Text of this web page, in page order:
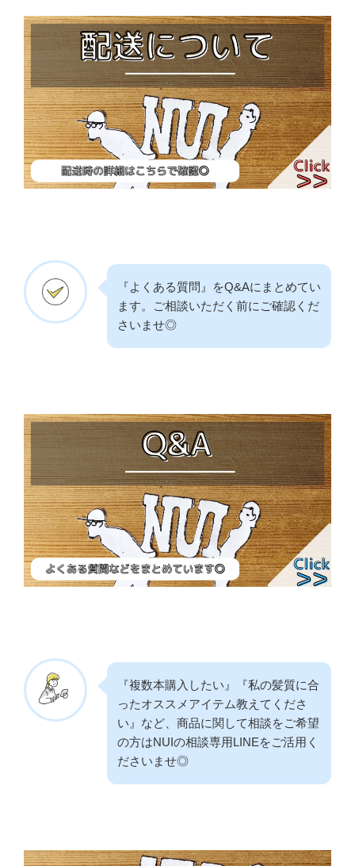
『よくある質問』をQ&Aにまとめてい
ます。ご相談いただく前にご確認くだ
さいませ◎
『複数本購入したい』『私の髪質に合
ったオススメアイテム教えてくださ
い』など、商品に関して相談をご希望
の方はNUIの相談専用LINEをご活用く
ださいませ◎